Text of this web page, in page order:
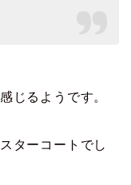
じるようです。
ターコートでし